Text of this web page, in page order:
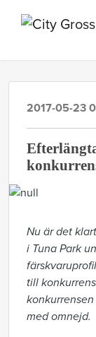
2017-05-23
Nu är det
i Tuna Park
till
med omnejd.